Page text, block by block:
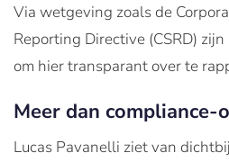
Via wetgeving zoals de
Reporting Directive (CSRD)
om hier transparant over te
Meer dan compliance-
Lucas Pavanelli ziet van